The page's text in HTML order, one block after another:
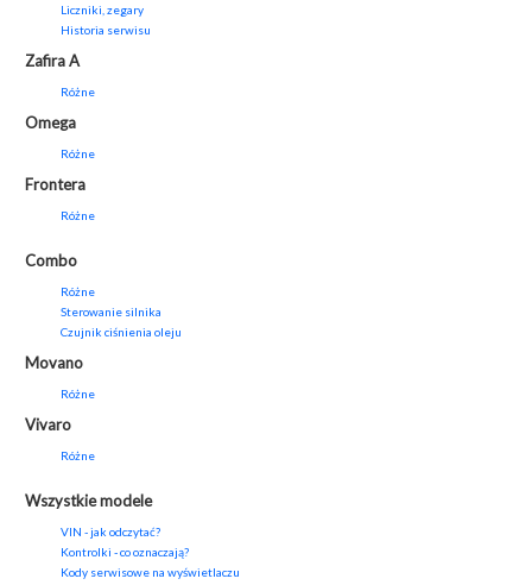
Liczniki, zegary
Historia serwisu
Zafira A
Różne
Omega
Różne
Frontera
Różne
Combo
Różne
Sterowanie silnika
Czujnik ciśnienia oleju
Movano
Różne
Vivaro
Różne
Wszystkie modele
VIN - jak odczytać?
Kontrolki - co oznaczają?
Kody serwisowe na wyświetlaczu